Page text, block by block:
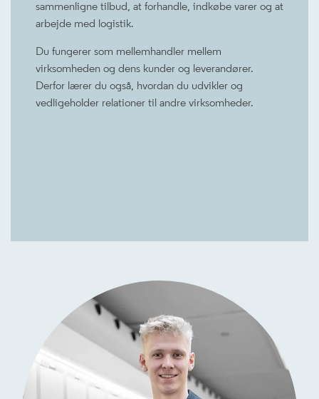
sammenligne tilbud, at forhandle, indkøbe varer og at
arbejde med logistik.
Du fungerer som mellemhandler mellem
virksomheden og dens kunder og leverandører.
Derfor lærer du også, hvordan du udvikler og
vedligeholder relationer til andre virksomheder.